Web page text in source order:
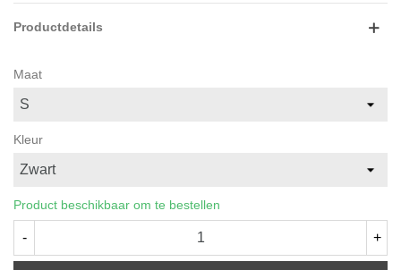
Productdetails
Maat
Kleur
Product beschikbaar om te bestellen
- +